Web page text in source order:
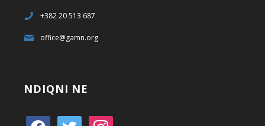
+382 20 513 687
office@gamn.org
NDIQNI NE